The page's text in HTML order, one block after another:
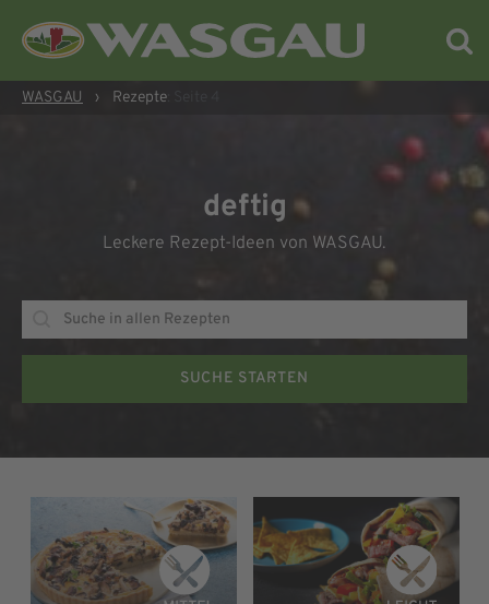
WASGAU › Rezepte: Seite 4
deftig
Leckere Rezept-Ideen von WASGAU.